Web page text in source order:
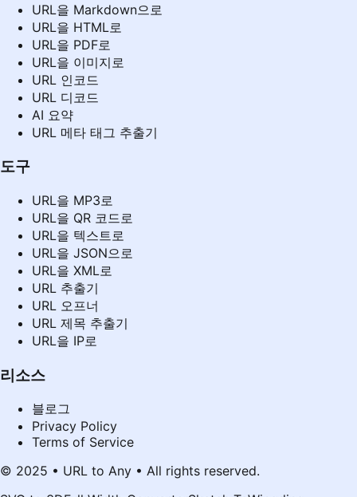
URL을 Markdown으로
URL을 HTML로
URL을 PDF로
URL을 이미지로
URL 인코드
URL 디코드
AI 요약
URL 메타 태그 추출기
도구
URL을 MP3로
URL을 QR 코드로
URL을 텍스트로
URL을 JSON으로
URL을 XML로
URL 추출기
URL 오프너
URL 제목 추출기
URL을 IP로
리소스
블로그
Privacy Policy
Terms of Service
© 2025 • URL to Any • All rights reserved.